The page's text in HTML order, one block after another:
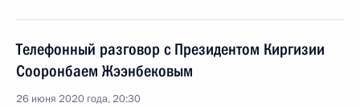
Телефонный разговор с Президентом Киргизии
Сооронбаем Жээнбековым
26 июня 2020 года, 20:30